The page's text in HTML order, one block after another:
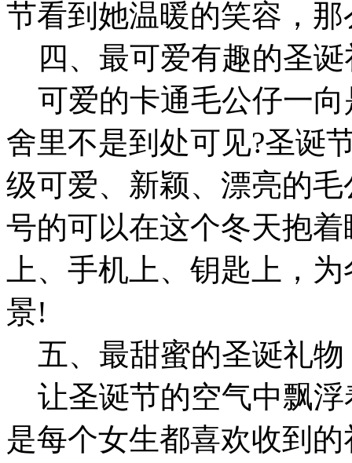
节看到她温暖的笑容，
四、最可爱有趣的圣诞
可爱的卡通毛公仔一
舍里不是到处可见?圣诞
级可爱、新颖、漂亮的
号的可以在这个冬天抱
上、手机上、钥匙上，
景!
五、最甜蜜的圣诞礼物
让圣诞节的空气中飘浮
是每个女生都喜欢收到